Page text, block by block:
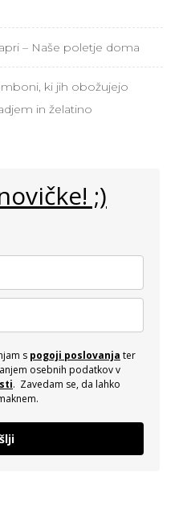
– Naše poletje doma
ki jih obožujejo
in želatino
;)
s pogoji poslovanja ter
osebnih podatkov v
. Zavedam se, da lahko